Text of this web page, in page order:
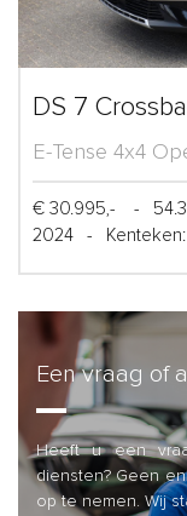
DS 7
E-Tense 4x4
€ 30.995,- -
2024
-
Een vraag of
Heeft u een
diensten? Geen
op te nemen. Wij